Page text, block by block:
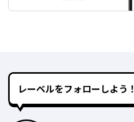
レーベルをフォローしよう！